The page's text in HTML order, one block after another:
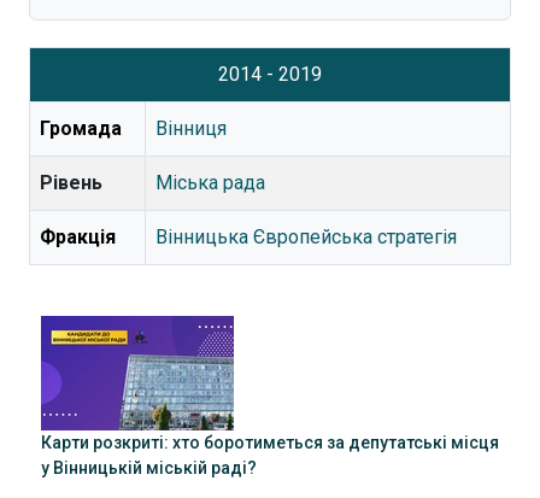
2014 - 2019
Громада Вінниця
Рівень Міська рада
Фракція Вінницька Європейська стратегія
Карти розкриті: хто боротиметься за депутатські місця
у Вінницькій міській раді?